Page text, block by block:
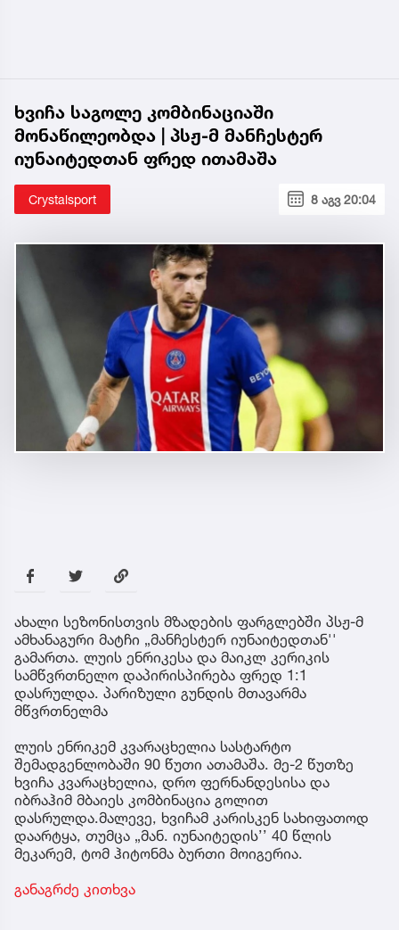
ხვიჩა საგოლე კომბინაციაში
მონაწილეობდა | პსჟ-მ მანჩესტერ
იუნაიტედთან ფრედ ითამაშა
Crystalsport 8 აგვ 20:04
ახალი სეზონისთვის მზადების ფარგლებში პსჟ-მ
ამხანაგური მატჩი „მანჩესტერ იუნაიტედთან''
გამართა. ლუის ენრიკესა და მაიკლ კერიკის
სამწვრთნელო დაპირისპირება ფრედ 1:1
დასრულდა. პარიზული გუნდის მთავარმა
მწვრთნელმა
ლუის ენრიკემ კვარაცხელია სასტარტო
შემადგენლობაში 90 წუთი ათამაშა. მე-2 წუთზე
ხვიჩა კვარაცხელია, დრო ფერნანდესისა და
იბრაჰიმ მბაიეს კომბინაცია გოლით
დასრულდა.მალევე, ხვიჩამ კარისკენ სახიფათოდ
დაარტყა, თუმცა „მან. იუნაიტედის’’ 40 წლის
მეკარემ, ტომ ჰიტონმა ბურთი მოიგერია.
განაგრძე კითხვა